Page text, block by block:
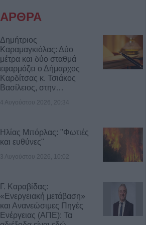
ΑΡΘΡΑ
Δημήτριος
Καραμαγκιόλας: Δύο
μέτρα και δύο σταθμά
εφαρμόζει ο Δήμαρχος
Καρδίτσας κ. Τσιάκος
Βασίλειος, στην…
4 Αυγούστου 2026, 20:34
Ηλίας Μπόρλας: "Φωτιές
και ευθύνες"
3 Αυγούστου 2026, 10:02
Γ. Καραβίδας:
«Ενεργειακή μετάβαση»
και Ανανεώσιμες Πηγές
Ενέργειας (ΑΠΕ): Τα